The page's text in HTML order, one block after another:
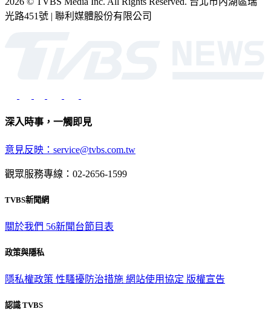
光路451號 | 聯利媒體股份有限公司
深入時事，一觸即見
意見反映：service@tvbs.com.tw
觀眾服務專線：02-2656-1599
TVBS新聞網
關於我們 56新聞台節目表
政策與隱私
隱私權政策 性騷擾防治措施 網站使用協定 版權宣告
認識 TVBS